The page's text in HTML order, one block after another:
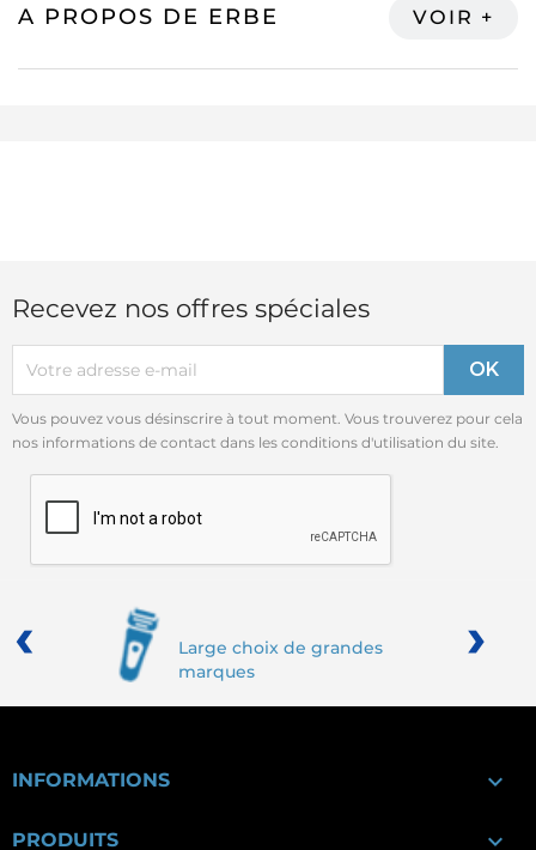
A PROPOS DE ERBE
Recevez nos offres spéciales
Vous pouvez vous désinscrire à tout moment. Vous trouverez pour cela
nos informations de contact dans les conditions d'utilisation du site.
Large choix de grandes
marques
‹ ›
INFORMATIONS 
PRODUITS 